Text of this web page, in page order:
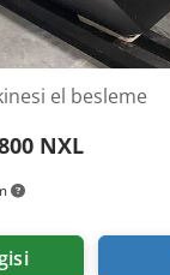
el besleme
NXL